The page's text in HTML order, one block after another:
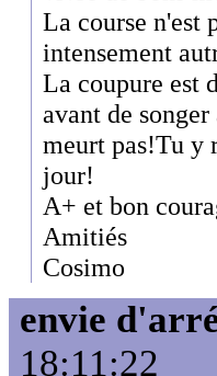
La course n'est
intensement
La coupure est
avant de
meurt pas!Tu y
jour!
A+ et bon
Amitiés
Cosimo
envie
18:11:22